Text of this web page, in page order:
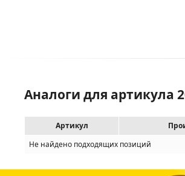
Аналоги для артикула
Артикул
Не найдено подходящих позиций